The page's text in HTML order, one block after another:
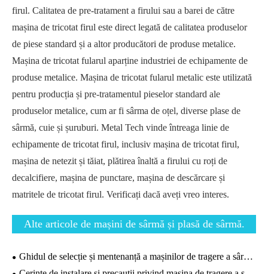
firul. Calitatea de pre-tratament a firului sau a barei de către
mașina de tricotat firul este direct legată de calitatea produselor
de piese standard și a altor producători de produse metalice.
Mașina de tricotat fularul aparține industriei de echipamente de
produse metalice. Mașina de tricotat fularul metalic este utilizată
pentru producția și pre-tratamentul pieselor standard ale
produselor metalice, cum ar fi sârma de oțel, diverse plase de
sârmă, cuie și șuruburi. Metal Tech vinde întreaga linie de
echipamente de tricotat firul, inclusiv mașina de tricotat firul,
mașina de netezit și tăiat, plătirea înaltă a firului cu roți de
decalcifiere, mașina de punctare, mașina de descărcare și
matritele de tricotat firul. Verificați dacă aveți vreo interes.
Alte articole de mașini de sârmă și plasă de sârmă.
Ghidul de selecție și mentenanță a mașinilor de tragere a sârmei.